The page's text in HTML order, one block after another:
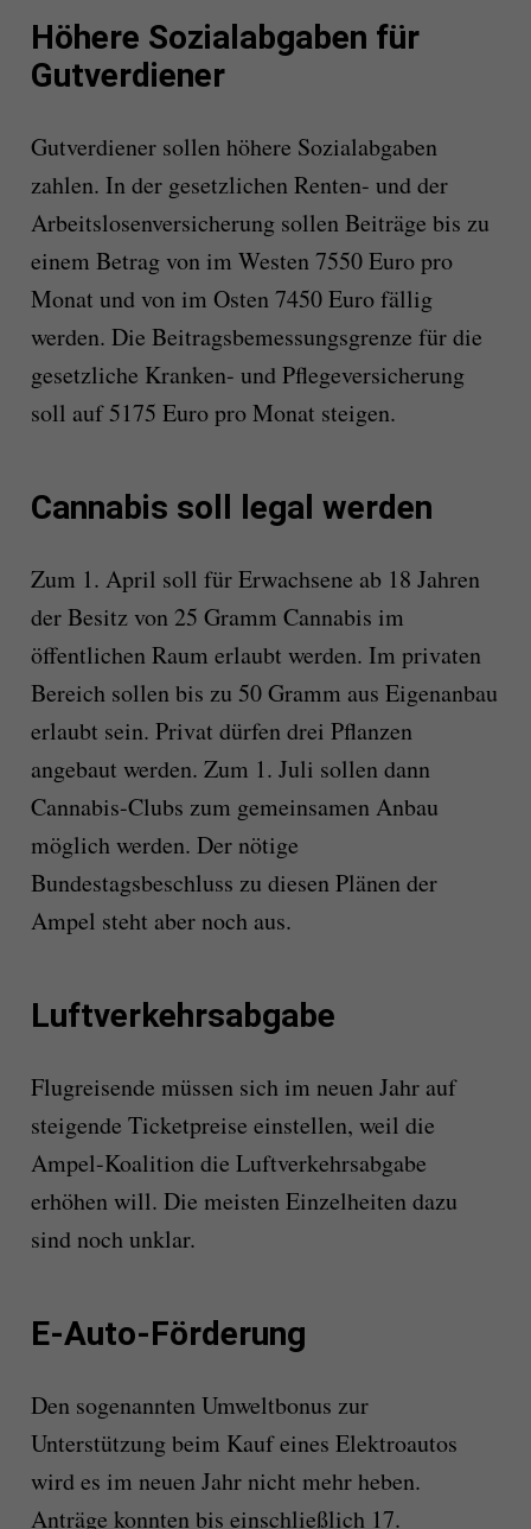
Höhere Sozialabgaben für
Gutverdiener
Gutverdiener sollen höhere Sozialabgaben
zahlen. In der gesetzlichen Renten- und der
Arbeitslosenversicherung sollen Beiträge bis zu
einem Betrag von im Westen 7550 Euro pro
Monat und von im Osten 7450 Euro fällig
werden. Die Beitragsbemessungsgrenze für die
gesetzliche Kranken- und Pflegeversicherung
soll auf 5175 Euro pro Monat steigen.
Cannabis soll legal werden
Zum 1. April soll für Erwachsene ab 18 Jahren
der Besitz von 25 Gramm Cannabis im
öffentlichen Raum erlaubt werden. Im privaten
Bereich sollen bis zu 50 Gramm aus Eigenanbau
erlaubt sein. Privat dürfen drei Pflanzen
angebaut werden. Zum 1. Juli sollen dann
Cannabis-Clubs zum gemeinsamen Anbau
möglich werden. Der nötige
Bundestagsbeschluss zu diesen Plänen der
Ampel steht aber noch aus.
Luftverkehrsabgabe
Flugreisende müssen sich im neuen Jahr auf
steigende Ticketpreise einstellen, weil die
Ampel-Koalition die Luftverkehrsabgabe
erhöhen will. Die meisten Einzelheiten dazu
sind noch unklar.
E-Auto-Förderung
Den sogenannten Umweltbonus zur
Unterstützung beim Kauf eines Elektroautos
wird es im neuen Jahr nicht mehr heben.
Anträge konnten bis einschließlich 17.